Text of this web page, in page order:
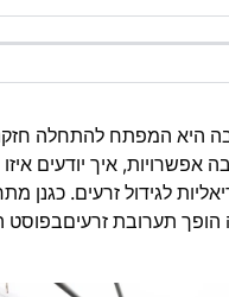
היא המפתח להתחלה
איך יודעים
לגידול זרעים. כגנן
בפוסטהופך תערובת זרעים